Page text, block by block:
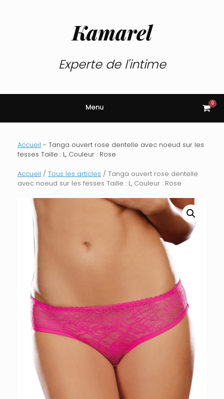
Kamarel
Experte de l'intime
Menu View
cart
0
Accueil - Tanga ouvert rose dentelle avec noeud sur les
fesses Taille : L, Couleur : Rose
Accueil / Tous les articles / Tanga ouvert rose dentelle
avec noeud sur les fesses Taille : L, Couleur : Rose